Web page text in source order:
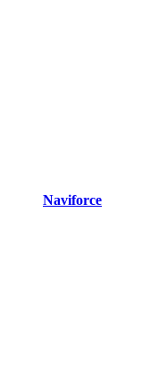
Naviforce